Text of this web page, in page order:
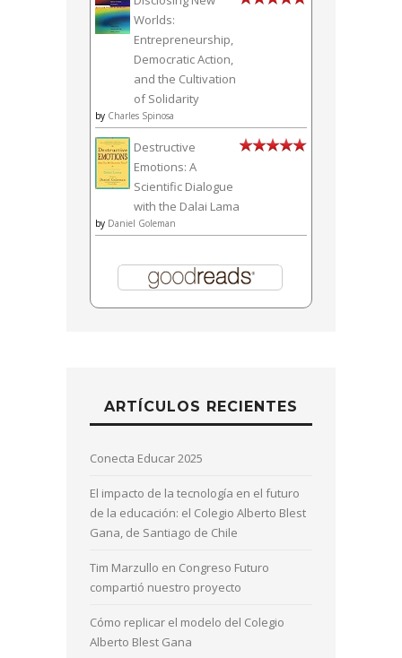
Worlds:
Entrepreneurship,
Democratic Action,
and the Cultivation
of Solidarity
by Charles Spinosa
Destructive
Emotions: A
Scientific Dialogue
with the Dalai Lama
by Daniel Goleman
ARTÍCULOS RECIENTES
Conecta Educar 2025
El impacto de la tecnología en el futuro
de la educación: el Colegio Alberto Blest
Gana, de Santiago de Chile
Tim Marzullo en Congreso Futuro
compartió nuestro proyecto
Cómo replicar el modelo del Colegio
Alberto Blest Gana